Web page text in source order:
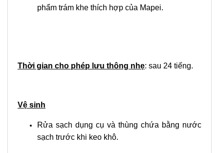
phẩm trám khe thích hợp của Mapei.
Thời gian cho phép lưu thông nhẹ: sau 24 tiếng.
Vệ sinh
Rửa sạch dụng cụ và thùng chứa bằng nước
sạch trước khi keo khô.